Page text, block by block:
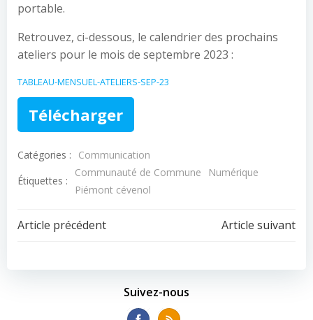
portable.
Retrouvez, ci-dessous, le calendrier des prochains
ateliers pour le mois de septembre 2023 :
TABLEAU-MENSUEL-ATELIERS-SEP-23
Télécharger
Catégories :
Communication
Étiquettes :
Communauté de Commune
Numérique
Piémont cévenol
Navigation
de
Article précédent
Navigation
de
l’article
Article suivant
Suivez-nous